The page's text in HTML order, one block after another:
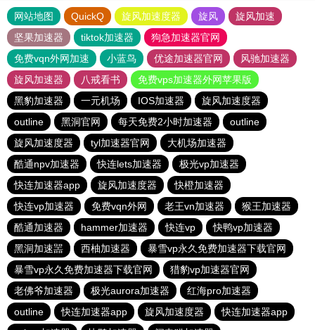
网站地图 QuickQ 旋风加速度器 旋风
旋风加速
坚果加速器
tiktok加速器
狗急加速器官网
免费vqn外网加速
小蓝鸟 优途加速器官网
风驰加速器
旋风加速器
八戒看书
免费vps加速器外网苹果版
黑豹加速器
一元机场 IOS加速器
旋风加速度器
outline
黑洞官网 每天免费2小时加速器
outline
旋风加速度器
tyl加速器官网
大机场加速器
酷通npv加速器
快连lets加速器
极光vp加速器
快连加速器app
旋风加速度器
快橙加速器
快连vp加速器
免费vqn外网 老王vn加速器
猴王加速器
酷通加速器
hammer加速器 快连vp
快鸭vp加速器
黑洞加速噐
西柚加速器
暴雪vp永久免费加速器下载官网
暴雪vp永久免费加速器下载官网
猎豹vp加速器官网
老佛爷加速器
极光aurora加速器
红海pro加速器
outline
快连加速器app 旋风加速度器
快连加速器app